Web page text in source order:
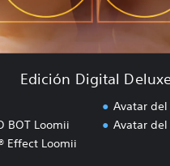
Edición Digital
BOT Loomii
Effect Loomii
Avatar
Avatar del